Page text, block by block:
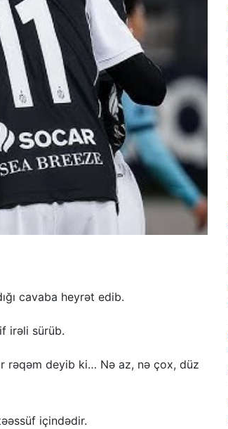
cavaba heyrət edib.
irəli sürüb.
rəqəm deyib ki… Nə az, nə çox, düz
içindədir.